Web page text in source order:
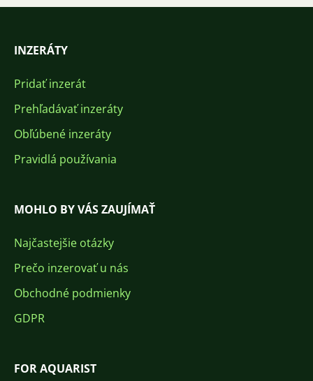
INZERÁTY
Pridať inzerát
Prehľadávať inzeráty
Obľúbené inzeráty
Pravidlá používania
MOHLO BY VÁS ZAUJÍMAŤ
Najčastejšie otázky
Prečo inzerovať u nás
Obchodné podmienky
GDPR
FOR AQUARIST